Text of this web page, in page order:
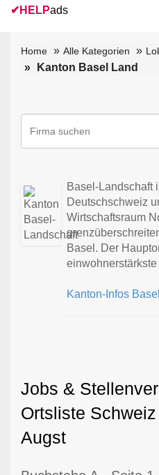
✔ HELPads
Home Alle Kategorien
Kanton Basel Land
Basel-Landschaft
Deutschschweiz
Wirtschaftsraum
Basel. Der
Kanton-Infos
Jobs &
Ortsliste
Augst